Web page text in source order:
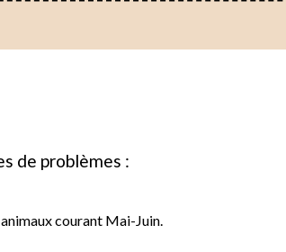
de problèmes :
courant Mai-Juin.